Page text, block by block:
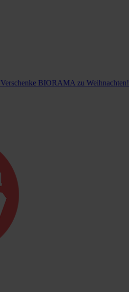
Verschenke BIORAMA zu Weihnachten!